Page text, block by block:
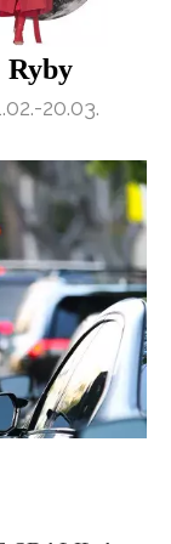
Ryby
20.03.